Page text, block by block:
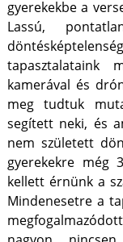
gyerekekbe a
Lassú,
tapasztalataink
kamerával és
meg tudtuk
segített neki, és
nem született
gyerekekre még
kellett érnünk a
Mindenesetre a